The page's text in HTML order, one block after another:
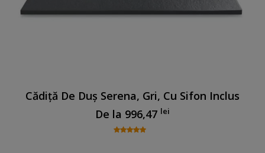
Cădiță De Duș Serena, Gri, Cu Sifon Inclus
De la 996,47 lei